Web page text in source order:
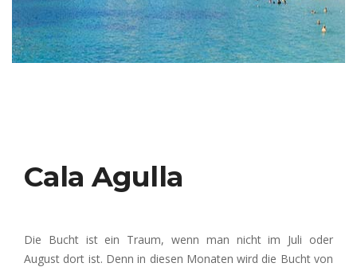
Cala Agulla
Die Bucht ist ein Traum, wenn man nicht im Juli oder
August dort ist. Denn in diesen Monaten wird die Bucht von